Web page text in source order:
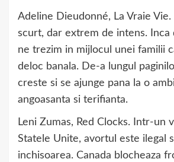
Adeline Dieudonné, La Vraie
scurt, dar extrem de intens. Inca
ne trezim in mijlocul unei familii
deloc banala. De-a lungul
creste si se ajunge pana la o
angoasanta si terifianta.
Leni Zumas, Red Clocks. Intr-un
Statele Unite, avortul este ilegal
inchisoarea. Canada blocheaza